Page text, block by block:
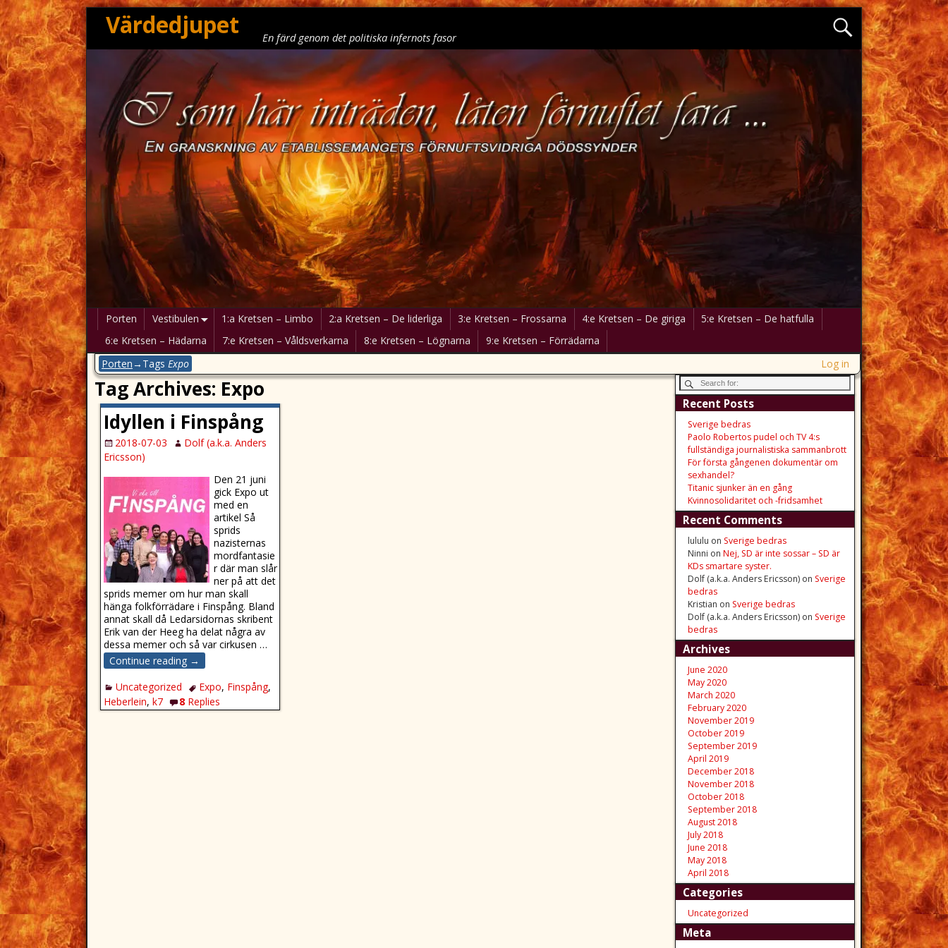
Värdedjupet En färd genom det politiska infernots fasor
Porten Vestibulen 1:a Kretsen – Limbo 2:a Kretsen – De liderliga 3:e Kretsen – Frossarna 4:e Kretsen – De giriga
5:e Kretsen – De hatfulla
6:e Kretsen – Hädarna
7:e Kretsen – Våldsverkarna 8:e Kretsen – Lögnarna
9:e Kretsen – Förrädarna
Porten→Tags Expo Log in
Tag Archives: Expo
Idyllen i Finspång
2018-07-03
Dolf (a.k.a. Anders
Ericsson)
Den 21 juni
gick Expo ut
med en
artikel Så
sprids
nazisternas
mordfantasie
r där man slår
ner på att det
sprids memer om hur man skall
hänga folkförrädare i Finspång. Bland
annat skall då Ledarsidornas skribent
Erik van der Heeg ha delat några av
dessa memer och så var cirkusen …
Continue reading →
Uncategorized
Expo, Finspång,
Heberlein, k7 8 Replies
Recent Posts
Sverige bedras
Paolo Robertos pudel och TV 4:s
fullständiga journalistiska sammanbrott
För första gångenen dokumentär om
sexhandel?
Titanic sjunker än en gång
Kvinnosolidaritet och -fridsamhet
Recent Comments
lululu on Sverige bedras
Ninni on Nej, SD är inte sossar – SD är
KDs smartare syster.
Dolf (a.k.a. Anders Ericsson)on Sverige
bedras
Kristian on Sverige bedras
Dolf (a.k.a. Anders Ericsson)on Sverige
bedras
Archives
June 2020
May 2020
March 2020
February 2020
November 2019
October 2019
September 2019
April 2019
December 2018
November 2018
October 2018
September 2018
August 2018
July 2018
June 2018
May 2018
April 2018
Categories
Uncategorized
Meta